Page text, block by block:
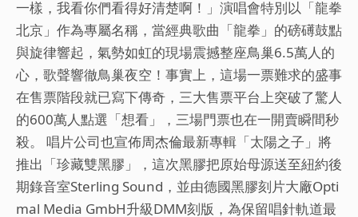
拳.北
京嘉
年
華」
演唱
會三
場共
一樣，我看你們看得好清楚啊！」演唱會特別以「龍拳
北京」作為專屬名稱，當經典歌曲「龍拳」的磅礡鼓點
與旋律響起，氣勢如虹的現場震撼整座鳥巢6.5萬人的
心，歌聲響徹鳥巢夜空！事實上，這場一票難求的盛事
在售票階段就已寫下傳奇，三大售票平台上突破了驚人
的600萬人點選「想看」，三場門票也在一開賣瞬間秒
殺。 唱片公司也宣佈周杰倫最新專輯「太陽之子」將
推出「珍藏雙黑膠」，這次黑膠把原始母源送至紐約後
期錄音室Sterling Sound，並由德國黑膠刻片大廠Opti
mal Media GmbH升級DMM刻版，為保留唱針軌道最